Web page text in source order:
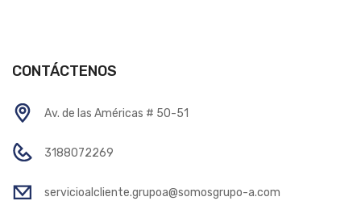
CONTÁCTENOS
Av. de las Américas # 50-51
3188072269
servicioalcliente.grupoa@somosgrupo-a.com